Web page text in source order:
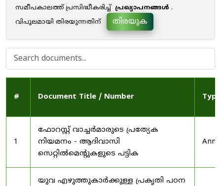
സമീപകാലത്ത് പ്രസിദ്ധീകരിച്ച് പ്രഖ്യാപനങ്ങൾ .
വിപുലമായി തിരയുന്നതിന്
തിരയുക
# Document Title / Number Type
1
ഫോറസ്റ്റ് വാച്ചർമാരുടെ പ്രത്യേക
നിയമനം - ആദിവാസി
സെറ്റിൽമെന്റുകളുടെ പട്ടിക
യുവ എഴുത്തുകാർക്കുള്ള പ്രകൃതി പഠന